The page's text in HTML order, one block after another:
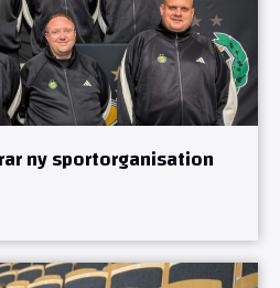
ny sportorganisation